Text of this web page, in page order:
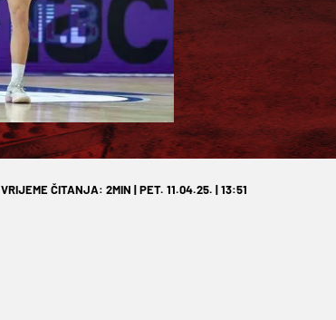
VRIJEME ČITANJA: 2MIN | PET. 11.04.25. | 13:51